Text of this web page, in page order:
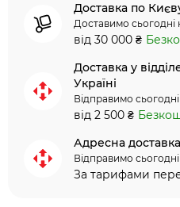
Доставка по
Доставимо
від 30 000 ₴
Доставка у
Україні
Відправимо сьогодні
від 2 500 ₴
Адресна
Відправимо сьогодні
За тарифами